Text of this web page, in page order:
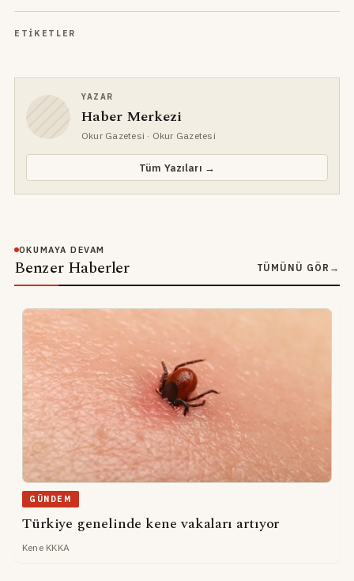
ETIKETLER
YAZAR
Haber Merkezi
Okur Gazetesi · Okur Gazetesi
Tüm Yazıları →
OKUMAYA DEVAM
Benzer Haberler TÜMÜNÜ GÖR →
GÜNDEM
Türkiye genelinde kene vakaları artıyor
Kene KKKA